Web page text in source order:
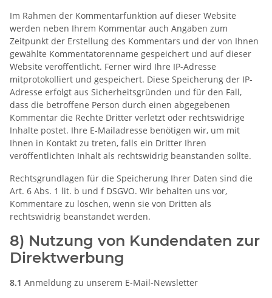
Im Rahmen der Kommentarfunktion auf dieser Website
werden neben Ihrem Kommentar auch Angaben zum
Zeitpunkt der Erstellung des Kommentars und der von Ihnen
gewählte Kommentatorenname gespeichert und auf dieser
Website veröffentlicht. Ferner wird Ihre IP-Adresse
mitprotokolliert und gespeichert. Diese Speicherung der IP-
Adresse erfolgt aus Sicherheitsgründen und für den Fall,
dass die betroffene Person durch einen abgegebenen
Kommentar die Rechte Dritter verletzt oder rechtswidrige
Inhalte postet. Ihre E-Mailadresse benötigen wir, um mit
Ihnen in Kontakt zu treten, falls ein Dritter Ihren
veröffentlichten Inhalt als rechtswidrig beanstanden sollte.
Rechtsgrundlagen für die Speicherung Ihrer Daten sind die
Art. 6 Abs. 1 lit. b und f DSGVO. Wir behalten uns vor,
Kommentare zu löschen, wenn sie von Dritten als
rechtswidrig beanstandet werden.
8) Nutzung von Kundendaten zur
Direktwerbung
8.1 Anmeldung zu unserem E-Mail-Newsletter